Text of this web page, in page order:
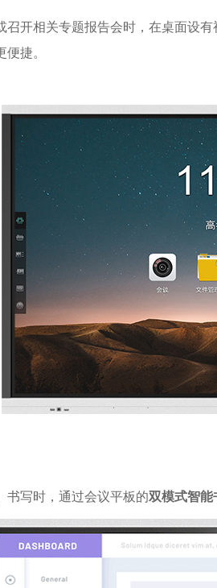
开相关专题报告会时，在桌面设
捷。
书写时，通过会议平板的双模式智能